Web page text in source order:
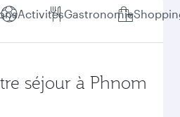
ActivitésGastronomie
séjour à Phnom